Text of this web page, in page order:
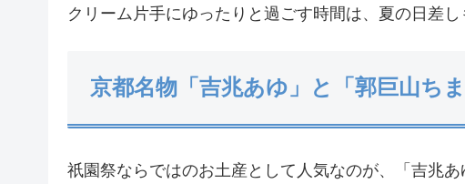
クリーム片手にゆったりと過ごす時間は、夏の日差し
京都名物「吉兆あゆ」と「郭巨山ち
祇園祭ならではのお土産として人気なのが、「吉兆